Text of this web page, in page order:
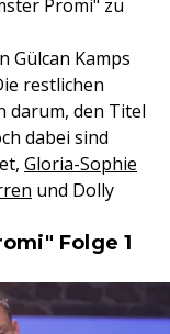
Promi" zu
Gülcan Kamps
restlichen
darum, den Titel
dabei sind
Gloria-Sophie
und Dolly
Folge 1